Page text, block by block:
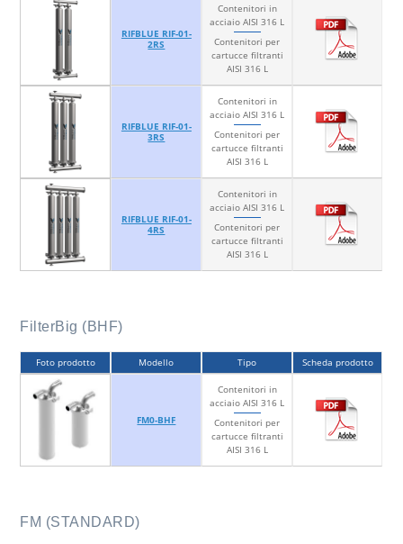
RIFBLUE RIF-01-
2RS
Contenitori in
acciaio AISI 316 L
Contenitori per
cartucce filtranti
AISI 316 L
RIFBLUE RIF-01-
3RS
Contenitori in
acciaio AISI 316 L
Contenitori per
cartucce filtranti
AISI 316 L
RIFBLUE RIF-01-
4RS
Contenitori in
acciaio AISI 316 L
Contenitori per
cartucce filtranti
AISI 316 L
FilterBig (BHF)
Foto prodotto Modello Tipo Scheda prodotto
FM0-BHF
Contenitori in
acciaio AISI 316 L
Contenitori per
cartucce filtranti
AISI 316 L
FM (STANDARD)